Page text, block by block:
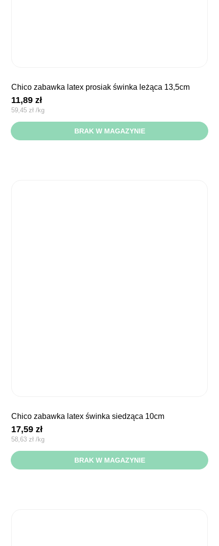
chico zabawka latex prosiak świnka leżąca 13,5cm
11,89zł
59,45zł /kg
BRAK W MAGAZYNIE
chico zabawka latex świnka siedząca 10cm
17,59zł
58,63 zł /kg
BRAK W MAGAZYNIE